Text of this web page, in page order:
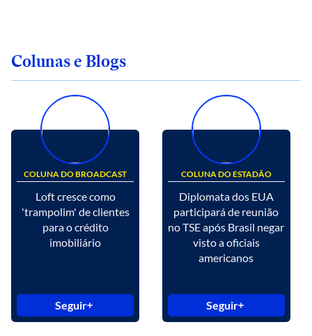
Colunas e Blogs
COLUNA DO BROADCAST
Loft cresce como
'trampolim' de clientes
para o crédito
imobiliário
Seguir
COLUNA DO ESTADÃO
Diplomata dos EUA
participará de reunião
no TSE após Brasil negar
visto a oficiais
americanos
Seguir